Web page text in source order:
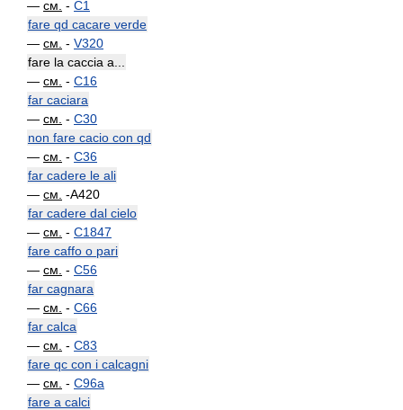
— см. - C1
fare qd cacare verde
— см. - V320
fare la caccia a...
— см. - C16
far caciara
— см. - C30
non fare cacio con qd
— см. - C36
far cadere le ali
— см. -A420
far cadere dal cielo
— см. - C1847
fare caffo o pari
— см. - C56
far cagnara
— см. - C66
far calca
— см. - C83
fare qc con i calcagni
— см. - C96a
fare a calci